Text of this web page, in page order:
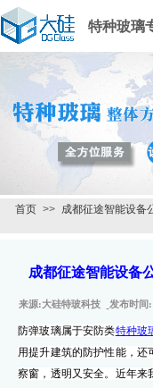
特种玻璃
首页 >> 成都征途智能设备
成都征途智能设备
来源:大硅特玻科技 发布时间:
防弹玻璃属于安防类特种玻
用提升建筑的防护性能，还
察窗，透明又安全。近年来